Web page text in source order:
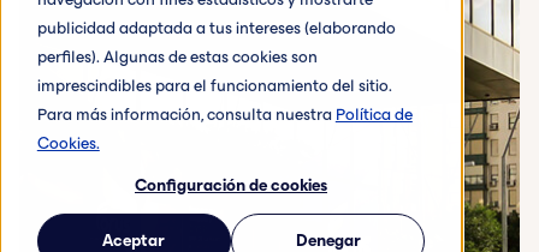
publicidad adaptada a tus intereses (elaborando
perfiles). Algunas de estas cookies son
imprescindibles para el funcionamiento del sitio.
Para más información, consulta nuestra Política de
Cookies.
Configuración de cookies
Aceptar Denegar